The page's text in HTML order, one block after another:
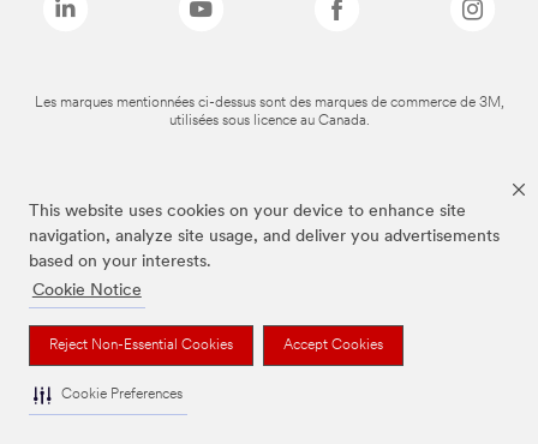
This website uses cookies on your device to enhance site
navigation, analyze site usage, and deliver you advertisements
based on your interests.
Cookie Notice
Reject Non-Essential Cookies Accept Cookies
Cookie Preferences
Les marques mentionnées ci-dessus sont des marques de commerce de 3M,
utilisées sous licence au Canada.